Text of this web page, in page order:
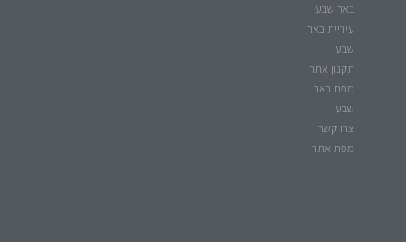
באר שבע
עיריית באר
שבע
תקנון אתר
מפת באר
שבע
צרו קשר
מפת אתר